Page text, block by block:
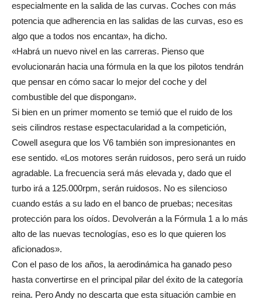
especialmente en la salida de las curvas. Coches con más
potencia que adherencia en las salidas de las curvas, eso es
algo que a todos nos encanta», ha dicho.
«Habrá un nuevo nivel en las carreras. Pienso que
evolucionarán hacia una fórmula en la que los pilotos tendrán
que pensar en cómo sacar lo mejor del coche y del
combustible del que dispongan».
Si bien en un primer momento se temió que el ruido de los
seis cilindros restase espectacularidad a la competición,
Cowell asegura que los V6 también son impresionantes en
ese sentido. «Los motores serán ruidosos, pero será un ruido
agradable. La frecuencia será más elevada y, dado que el
turbo irá a 125.000rpm, serán ruidosos. No es silencioso
cuando estás a su lado en el banco de pruebas; necesitas
protección para los oídos. Devolverán a la Fórmula 1 a lo más
alto de las nuevas tecnologías, eso es lo que quieren los
aficionados».
Con el paso de los años, la aerodinámica ha ganado peso
hasta convertirse en el principal pilar del éxito de la categoría
reina. Pero Andy no descarta que esta situación cambie en